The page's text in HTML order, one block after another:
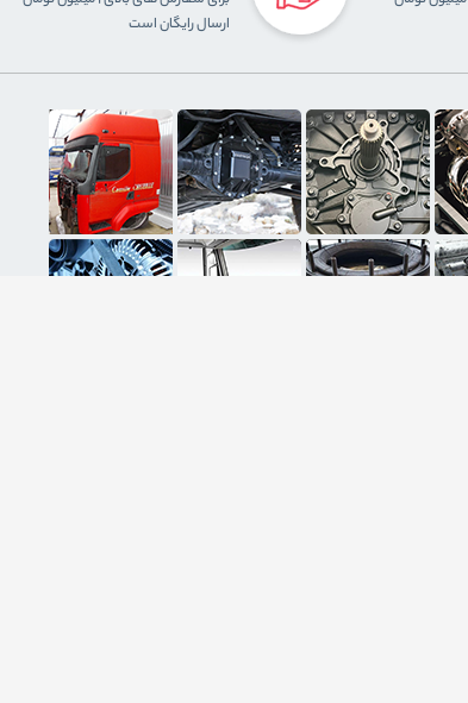
ارسال رایگان است